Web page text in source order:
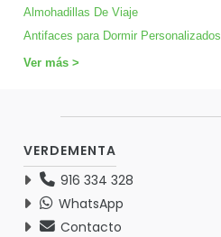
Almohadillas De Viaje
Antifaces para Dormir Personalizados
Ver más >
VERDEMENTA
916 334 328
WhatsApp
Contacto